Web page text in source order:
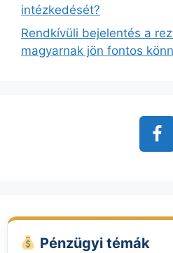
intézkedését?
Rendkívüli bejelentés a
magyarnak jön fontos
Pénzügyi témák